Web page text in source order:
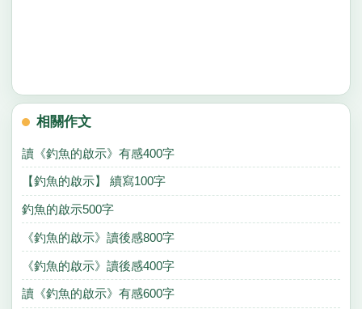
相關作文
讀《釣魚的啟示》有感400字
【釣魚的啟示】 續寫100字
釣魚的啟示500字
《釣魚的啟示》讀後感800字
《釣魚的啟示》讀後感400字
讀《釣魚的啟示》有感600字